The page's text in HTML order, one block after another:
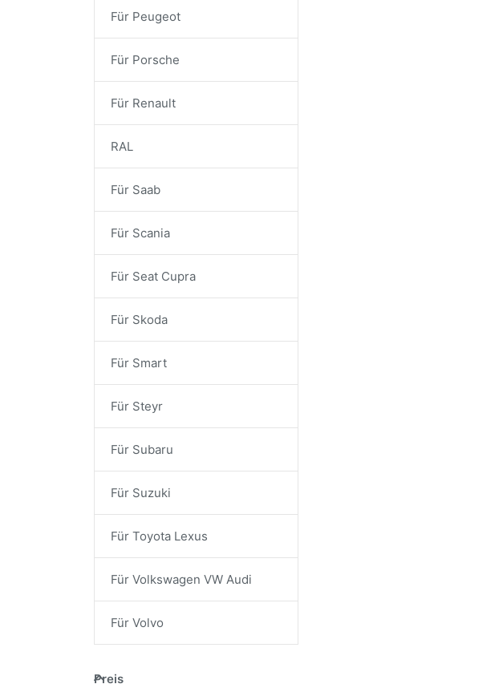
Für Peugeot
Für Porsche
Für Renault
RAL
Für Saab
Für Scania
Für Seat Cupra
Für Skoda
Für Smart
Für Steyr
Für Subaru
Für Suzuki
Für Toyota Lexus
Für Volkswagen VW Audi
Für Volvo
Preis
Preis